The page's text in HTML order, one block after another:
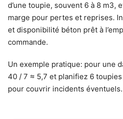
d’une toupie, souvent 6 à 8 m3,
marge pour pertes et reprises.
et disponibilité béton prêt à
commande.
Un exemple pratique: pour une
40 / 7 ≈ 5,7 et planifiez 6
pour couvrir incidents éventuels.